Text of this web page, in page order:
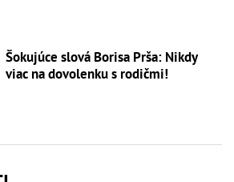
Šokujúce slová Borisa Prša: Nikdy
viac na dovolenku s rodičmi!